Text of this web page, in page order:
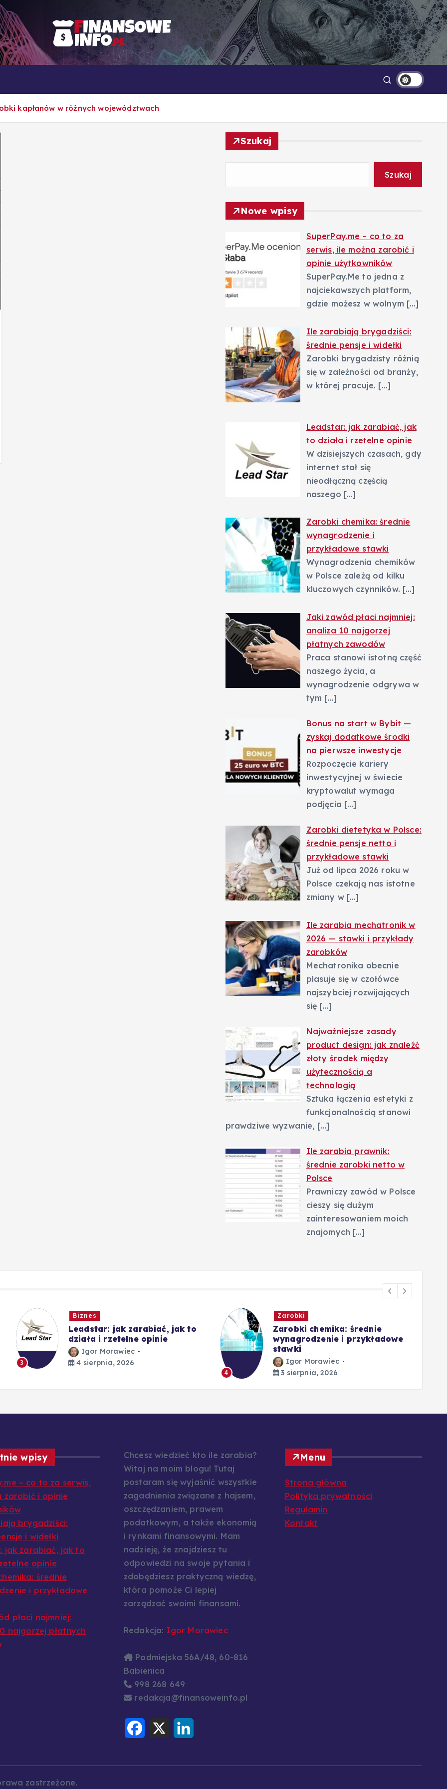
To i owo o rachunkowości, pracy, biznesie i ekonomii
kapłanów w różnych województwach
Szukaj
Szukaj
Nowe wpisy
SuperPay.me – co to za
serwis, ile można zarobić i
opinie użytkowników
SuperPay.Me to jedna z
najciekawszych platform,
gdzie możesz w wolnym […]
Ile zarabiają brygadziści:
średnie pensje i widełki
Zarobki brygadzisty różnią
się w zależności od branży,
w której pracuje. […]
Leadstar: jak zarabiać, jak
to działa i rzetelne opinie
W dzisiejszych czasach, gdy
internet stał się
nieodłączną częścią
naszego […]
Zarobki chemika: średnie
wynagrodzenie i
przykładowe stawki
Wynagrodzenia chemików
w Polsce zależą od kilku
kluczowych czynników. […]
Jaki zawód płaci najmniej:
analiza 10 najgorzej
płatnych zawodów
Praca stanowi istotną część
naszego życia, a
wynagrodzenie odgrywa w
tym […]
Bonus na start w Bybit —
zyskaj dodatkowe środki
na pierwsze inwestycje
Rozpoczęcie kariery
inwestycyjnej w świecie
kryptowalut wymaga
podjęcia […]
Zarobki dietetyka w Polsce:
średnie pensje netto i
przykładowe stawki
Już od lipca 2026 roku w
Polsce czekają nas istotne
zmiany w […]
Ile zarabia mechatronik w
2026 — stawki i przykłady
zarobków
Mechatronika obecnie
plasuje się w czołówce
najszybciej rozwijających
się […]
Najważniejsze zasady
product design: jak znaleźć
złoty środek między
użytecznością a
technologią
Sztuka łączenia estetyki z
funkcjonalnością stanowi
prawdziwe wyzwanie, […]
Ile zarabia prawnik:
średnie zarobki netto w
Polsce
Prawniczy zawód w Polsce
cieszy się dużym
zainteresowaniem moich
znajomych […]
3
Biznes
Leadstar: jak zarabiać, jak to
działa i rzetelne opinie
Igor Morawiec
4 sierpnia, 2026
4
Zarobki
Zarobki chemika: średnie
wynagrodzenie i przykładowe
stawki
Igor Morawiec
3 sierpnia, 2026
wpisy
– co to za serwis,
zarobić i opinie
brygadziści:
i widełki
jak zarabiać, jak to
opinie
średnie
i przykładowe
płaci najmniej:
najgorzej płatnych
Chcesz wiedzieć kto ile zarabia?
Witaj na moim blogu! Tutaj
postaram się wyjaśnić wszystkie
zagadnienia związane z hajsem,
oszczędzaniem, prawem
podatkowym, a także ekonomią
i rynkami finansowymi. Mam
nadzieję, że znajdziesz tu
odpowiedzi na swoje pytania i
zdobędziesz praktyczną wiedzę,
która pomoże Ci lepiej
zarządzać swoimi finansami.
Redakcja: Igor Morawiec
Podmiejska 56A/48, 60-816
Babienica
998 268 649
redakcja@finansoweinfo.pl
F
c
X
Menu
Strona główna
Polityka prywatności
Regulamin
Kontakt
zastrzeżone.